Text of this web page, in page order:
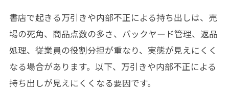
書店で起きる万引きや内部不正による持ち出しは、売
場の死角、商品点数の多さ、バックヤード管理、返品
処理、従業員の役割分担が重なり、実態が見えにくく
なる場合があります。以下、万引きや内部不正による
持ち出しが見えにくくなる要因です。